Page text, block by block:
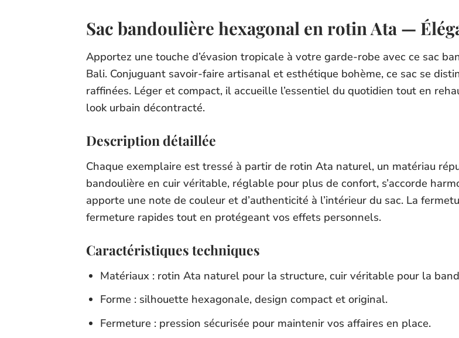
Sac bandoulière hexagonal en rotin Ata —
Apportez une touche d’évasion tropicale à votre garde-robe avec ce sac
Bali. Conjuguant savoir-faire artisanal et esthétique bohème, ce sac se
raffinées. Léger et compact, il accueille l’essentiel du quotidien tout en
look urbain décontracté.
Description détaillée
Chaque exemplaire est tressé à partir de rotin Ata naturel, un matériau
bandoulière en cuir véritable, réglable pour plus de confort, s’accorde
apporte une note de couleur et d’authenticité à l’intérieur du sac. La
fermeture rapides tout en protégeant vos effets personnels.
Caractéristiques techniques
Matériaux : rotin Ata naturel pour la structure, cuir véritable pour la
Forme : silhouette hexagonale, design compact et original.
Fermeture : pression sécurisée pour maintenir vos affaires en place.